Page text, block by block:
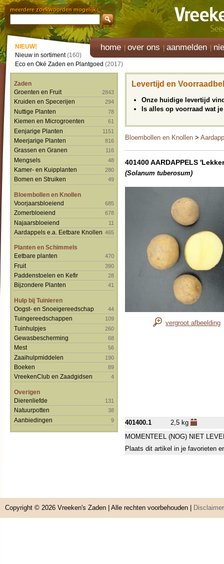
meerdere zoekwoorden mogelijk
home over ons aanmelden
NIEUW!
Nieuw in sortiment(160)
Eco en Oké Zaden en Plantgoed (2017)
Zaden
Groenten en Fruit
2843
Kruiden en Specerijen 294
Nuttige Planten 78
Kiemen en Microgroenten 61
Eenjarige Planten 1151
Meerjarige Planten 816
Grassen en Granen 116
Mengsels 48
Kamer- en Kuipplanten 280
Bomen en Struiken 49
Bloembollen en Knollen
Voorjaarsbloeiend
685
Zomerbloeiend 678
Najaarsbloeiend 11
Aardappels e.a. Eetbare Knollen 465
Planten en Schimmels
Eetbare planten
470
Fruit 390
Paddenstoelen en Kefir 28
Bijzondere Planten 41
Hulp bij Tuinieren
Oogst- en Snoeigereedschap
44
Tuingereedschappen 109
Tuinhulpjes 260
Gewasbescherming 68
Mest 56
Zaaihulpmiddelen 190
Boeken 89
VreekenClub en Zaadgidsen 4
Overigen
Dierenliefde
131
Natuurpotten 38
Aanbiedingen 9
Levertijd en
Onze huidige levertijd
Is alles op voorraad wat
Bloembollen en Knollen >
401400 AARDAPPELS
(Solanum tuberosum)
vergroot afbeelding
401400.1
2,5 kg
MOMENTEEL (NOG) NIET
Plaats dit artikel in je favorieten
Copyright © 2026 Vreeken's Zaden | Alle rechten voorbehouden | Disclaimer